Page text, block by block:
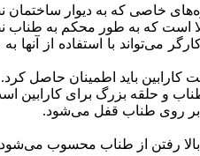
خاصی که به دیوار
است که به طور محکم به
می‌تواند با استفاده از آنها
کارابین باید اطمینان حاصل کرد.
و حلقه بزرگ برای کارابین
بر روی طناب قفل می‌شود.
بالا رفتن از طناب محسوب